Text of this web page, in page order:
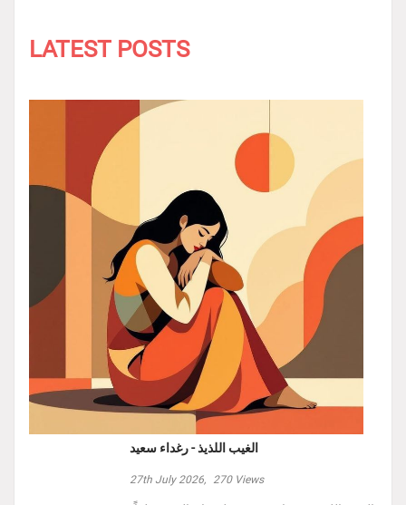
LATEST POSTS
الغيب اللذيذ - رغداء سعيد
27th July 2026, 270Views